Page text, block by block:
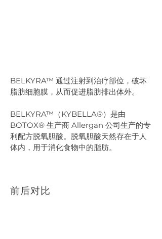
BELKYRA™ 通过注射到治疗部位，破坏
脂肪细胞膜，从而促进脂肪排出体外。
BELKYRA™（KYBELLA®）是由
BOTOX® 生产商 Allergan 公司生产的专
利配方脱氧胆酸。脱氧胆酸天然存在于人
体内，用于消化食物中的脂肪。
前后对比